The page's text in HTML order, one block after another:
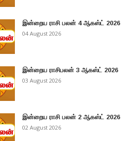
இன்றைய ராசி பலன் 4 ஆகஸ்ட் 2026
04 August 2026
இன்றைய ராசிபலன் 3 ஆகஸ்ட் 2026
03 August 2026
இன்றைய ராசி பலன் 2 ஆகஸ்ட் 2026
02 August 2026